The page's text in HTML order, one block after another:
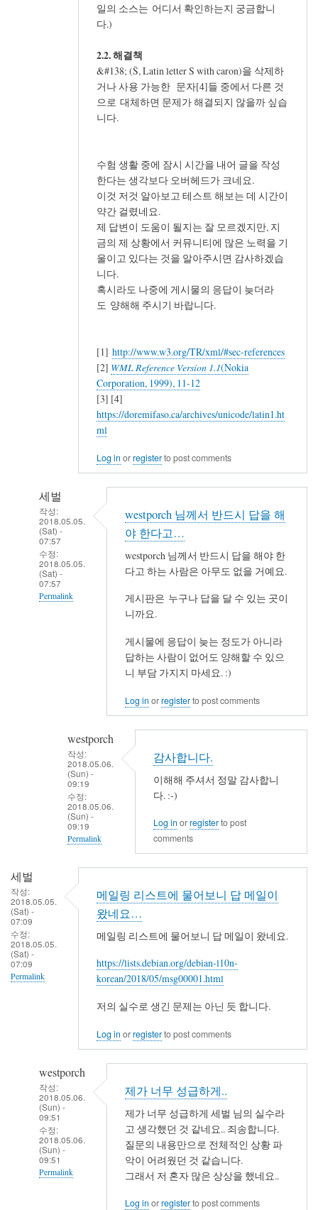
일의 소스는 어디서 확인하는지 궁금합니
다.)
2.2. 해결책
&#138; (Š, Latin letter S with caron)을 삭제하
거나 사용 가능한 문자[4]들 중에서 다른 것
으로 대체하면 문제가 해결되지 않을까 싶습
니다.
수험 생활 중에 잠시 시간을 내어 글을 작성
한다는 생각보다 오버헤드가 크네요.
이것 저것 알아보고 테스트 해보는 데 시간이
약간 걸렸네요.
제 답변이 도움이 될지는 잘 모르겠지만, 지
금의 제 상황에서 커뮤니티에 많은 노력을 기
울이고 있다는 것을 알아주시면 감사하겠습
니다.
혹시라도 나중에 게시물의 응답이 늦더라
도 양해해 주시기 바랍니다.
[1] http://www.w3.org/TR/xml/#sec-references
[2] WML Reference Version 1.1(Nokia
Corporation, 1999), 11-12
[3] [4]
https://doremifaso.ca/archives/unicode/latin1.ht
ml
Log in orregisterto post comments
세벌
작성:
2018.05.05.
(Sat) -
07:57
수정:
2018.05.05.
(Sat) -
07:57
Permalink
westporch
westporch 님께서 반드시 답을 해
야 한다고…
westporch 님께서 반드시 답을 해야 한
다고 하는 사람은 아무도 없을 거예요.
게시판은 누구나 답을 달 수 있는 곳이
니까요.
게시물에 응답이 늦는 정도가 아니라
답하는 사람이 없어도 양해할 수 있으
니 부담 가지지 마세요. :)
Log in orregisterto post comments
westporch
작성:
2018.05.06.
(Sun) -
09:19
수정:
2018.05.06.
(Sun) -
09:19
Permalink
westporch
을
한
고…
세
감사합니다.
이해해 주셔서 정말 감사합니
다. :-)
Log in orregisterto post
comments
세벌
작성:
2018.05.05.
(Sat) -
07:09
수정:
2018.05.05.
(Sat) -
07:09
Permalink
메일링 리스트에 물어보니 답 메일이
왔네요…
메일링 리스트에 물어보니 답 메일이 왔네요.
https://lists.debian.org/debian-l10n-
korean/2018/05/msg00001.html
저의 실수로 생긴 문제는 아닌 듯 합니다.
Log in orregisterto post comments
westporch
작성:
2018.05.06.
(Sun) -
09:51
수정:
2018.05.06.
(Sun) -
09:51
Permalink
제가 너무 성급하게..
제가 너무 성급하게 세벌 님의 실수라
고 생각했던 것 같네요.. 죄송합니다.
질문의 내용만으로 전체적인 상황 파
악이 어려웠던 것 같습니다.
그래서 저 혼자 많은 상상을 했네요..
Log in orregisterto post comments